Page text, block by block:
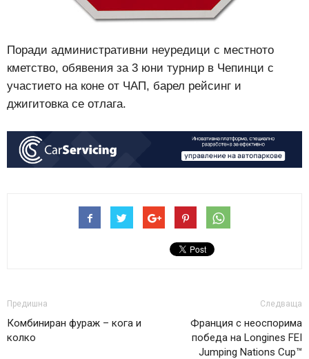
Поради административни неуредици с местното
кметство, обявения за 3 юни турнир в Чепинци с
участието на коне от ЧАП, барел рейсинг и
джигитовка се отлага.
Предишна
Комбиниран фураж – кога и
колко
Следваща
Франция с неоспорима
победа на Longines FEI
Jumping Nations Cup™